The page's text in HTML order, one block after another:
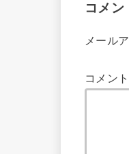
コメン
メール
コメント